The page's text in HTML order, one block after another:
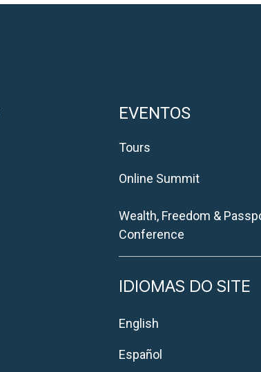
EVENTOS
Tours
Online Summit
Wealth, Freedom &
Conference
IDIOMAS DO SITE
English
Español